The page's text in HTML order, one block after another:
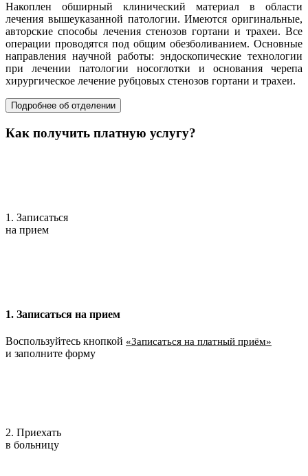
Накоплен обширный клинический материал в области
лечения вышеуказанной патологии. Имеются оригинальные,
авторские способы лечения стенозов гортани и трахеи. Все
операции проводятся под общим обезболиванием. Основные
направления научной работы: эндоскопические технологии
при лечении патологии носоглотки и основания черепа
хирургическое лечение рубцовых стенозов гортани и трахеи.
Подробнее об отделении
Как получить платную услугу?
1. Записаться
на прием
1. Записаться на прием
Воспользуйтесь кнопкой «Записаться на платный приём»
и заполните форму
2. Приехать
в больницу